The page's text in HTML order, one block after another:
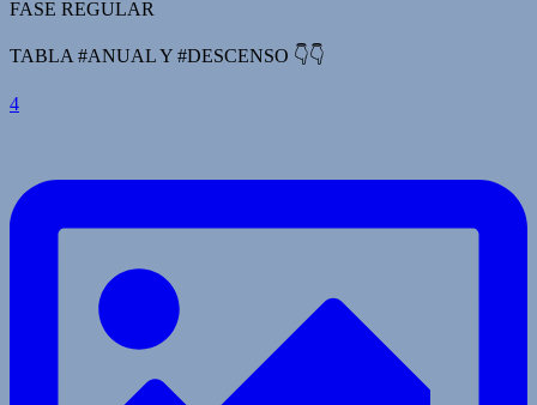
FASE REGULAR
TABLA #ANUAL Y #DESCENSO 👇👇
4